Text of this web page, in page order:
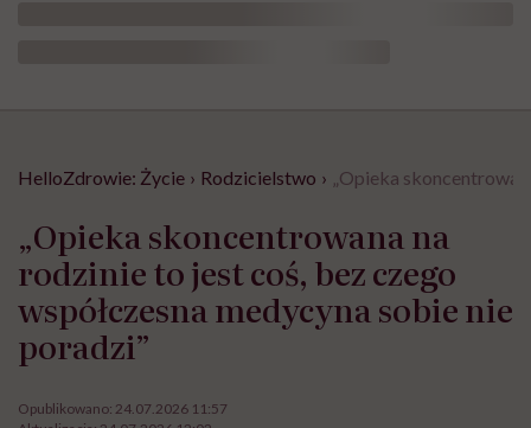
HelloZdrowie: Życie › Rodzicielstwo › „Opieka
„Opieka skoncentrowana na
rodzinie to jest coś, bez czego
współczesna medycyna sobie nie
poradzi”
Opublikowano: 24.07.2026 11:57